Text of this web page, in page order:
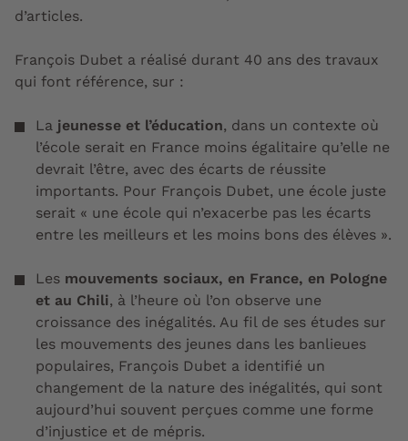
d’articles.
François Dubet a réalisé durant 40 ans des travaux
qui font référence, sur :
La jeunesse et l’éducation, dans un contexte où
l’école serait en France moins égalitaire qu’elle ne
devrait l’être, avec des écarts de réussite
importants. Pour François Dubet, une école juste
serait « une école qui n’exacerbe pas les écarts
entre les meilleurs et les moins bons des élèves ».
Les mouvements sociaux, en France, en Pologne
et au Chili, à l’heure où l’on observe une
croissance des inégalités. Au fil de ses études sur
les mouvements des jeunes dans les banlieues
populaires, François Dubet a identifié un
changement de la nature des inégalités, qui sont
aujourd’hui souvent perçues comme une forme
d’injustice et de mépris.